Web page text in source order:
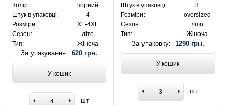
Колір:
чорний
Штук в упаковці:
4
Розміри:
XL-4XL
Сезон:
літо
Тип:
Жіноча
За упакування:620 грн.
У кошик
шт
Штук в упаковці:
3
Розміри:
oversized
Сезон:
літо
Тип:
Жіноча
За упаковку: 1290 грн.
У кошик
шт